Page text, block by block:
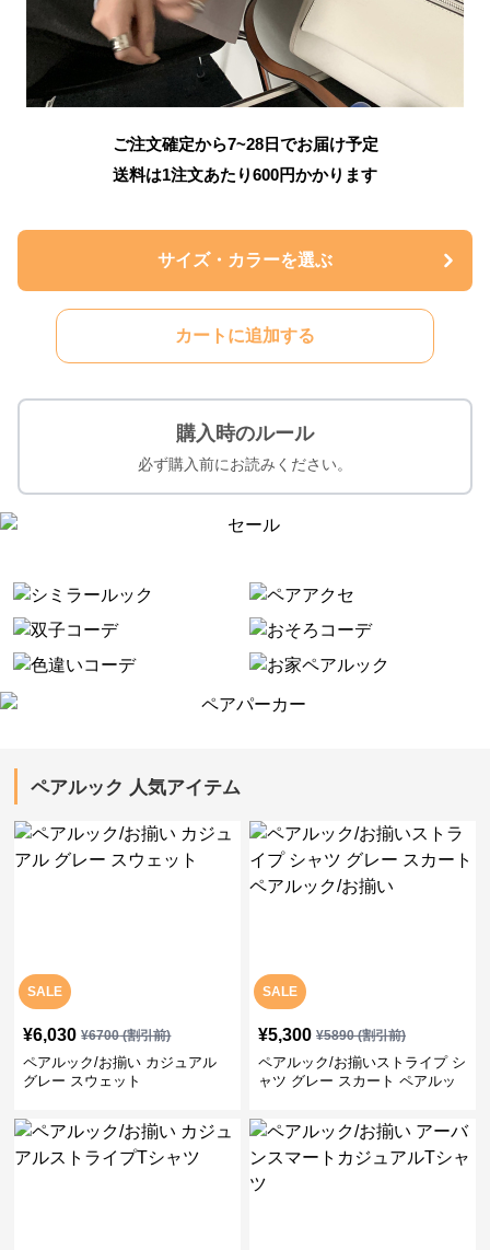
ご注文確定から7~28日でお届け予定
送料は1注文あたり600円かかります
サイズ・カラーを選ぶ
カートに追加する
購入時のルール
必ず購入前にお読みください。
ペアルック 人気アイテム
SALE
¥6,030 ¥6700(割引前)
ペアルック/お揃い カジュアル
グレー スウェット
SALE
¥5,300 ¥5890(割引前)
ペアルック/お揃いストライプ シ
ャツ グレー スカート ペアルッ